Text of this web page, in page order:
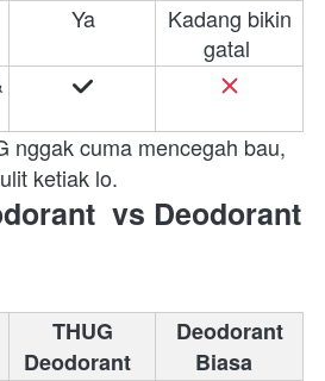
Ya
gatal
nggak cuma mencegah bau,
ketiak lo.
vs Deodorant
THUG
Deodorant
Deodorant
Biasa